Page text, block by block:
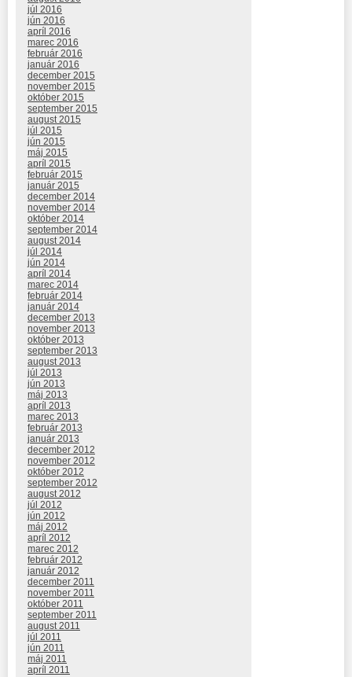
júl 2016
jún 2016
apríl 2016
marec 2016
február 2016
január 2016
december 2015
november 2015
október 2015
september 2015
august 2015
júl 2015
jún 2015
máj 2015
apríl 2015
február 2015
január 2015
december 2014
november 2014
október 2014
september 2014
august 2014
júl 2014
jún 2014
apríl 2014
marec 2014
február 2014
január 2014
december 2013
november 2013
október 2013
september 2013
august 2013
júl 2013
jún 2013
máj 2013
apríl 2013
marec 2013
február 2013
január 2013
december 2012
november 2012
október 2012
september 2012
august 2012
júl 2012
jún 2012
máj 2012
apríl 2012
marec 2012
február 2012
január 2012
december 2011
november 2011
október 2011
september 2011
august 2011
júl 2011
jún 2011
máj 2011
apríl 2011